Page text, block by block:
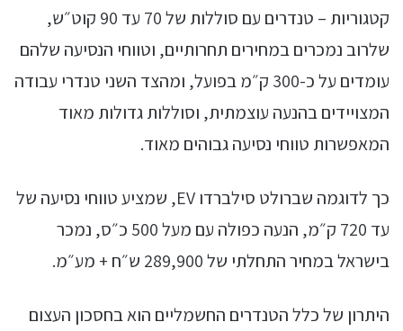
קטגוריות – טנדרים עם סוללות של 70 עד 90 קוט״ש,
שלרוב נמכרים במחירים תחרותיים, וטווחי הנסיעה שלהם
עומדים על כ-300 ק״מ בפועל, ומהצד השני טנדרי עבודה
המצויידים בהנעה עוצמתית, וסוללות גדולות מאוד
המאפשרות טווחי נסיעה גבוהים מאוד.
כך לדוגמה שברולט סילברדו EV, שמציע טווחי נסיעה של
עד 720 ק״מ, הנעה כפולה עם מעל 500 כ״ס, נמכר
בישראל במחיר התחלתי של 289,900 ש״ח + מע״מ.
היתרון של כלל הטנדרים החשמליים הוא בחסכון העצום